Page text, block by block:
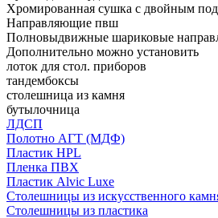
Хромированная сушка с двойным
Направляющие пвш
Полновыдвижные шариковые
Дополнительно можно установить
лоток для стол. приборов
тандембоксы
столешница из камня
бутылочница
ЛДСП
Полотно АГТ (МДФ)
Пластик HPL
Пленка ПВХ
Пластик Alvic Luxe
Столешницы из искусственного
Столешницы из пластика